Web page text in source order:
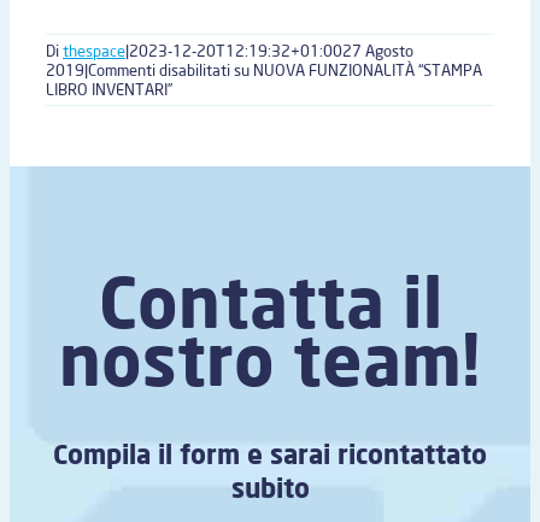
Dithespace|2023-12-20T12:19:32+01:0027 Agosto
2019|Commenti disabilitatisu NUOVA FUNZIONALITÀ “STAMPA
LIBRO INVENTARI”
Contatta il
nostro team!
Compila il form e sarai ricontattato
subito